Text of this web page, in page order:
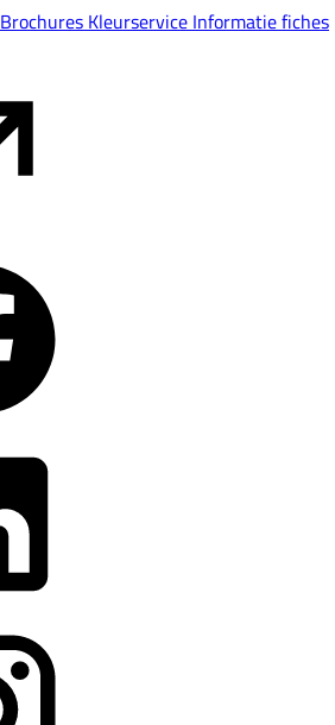
Brochures Kleurservice Informatie fiches